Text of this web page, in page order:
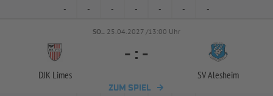
- - - - - - -
SO.. 25.04.2027 /13:00 Uhr
DJK Limes
- : -
SV Alesheim
ZUM SPIEL